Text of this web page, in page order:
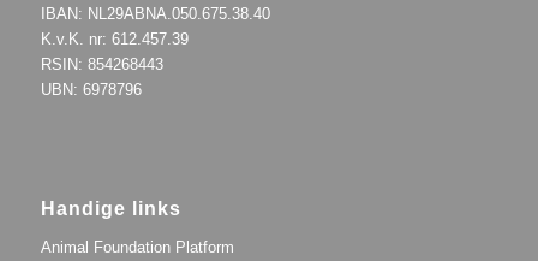
IBAN: NL29ABNA.050.675.38.40
K.v.K. nr: 612.457.39
RSIN: 854268443
UBN: 6978796
Handige links
Animal Foundation Platform